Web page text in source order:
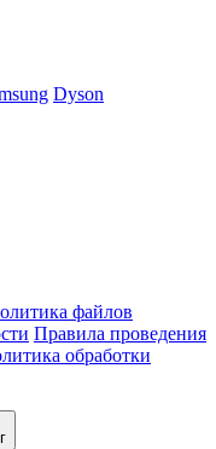
Dyson
файлов
Правила проведения
обработки